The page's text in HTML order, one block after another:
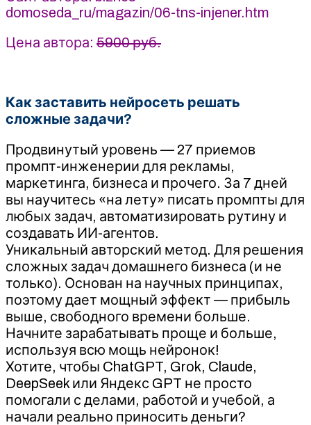
Домоседа
domoseda_ru/magazin/06-tns-injener.htm
Цена автора: 5900 руб.
Как заставить нейросеть решать
сложные задачи?
Продвинутый уровень — 27 приемов
промпт-инженерии для рекламы,
маркетинга, бизнеса и прочего. За 7 дней
вы научитесь «на лету» писать промпты для
любых задач, автоматизировать рутину и
создавать ИИ-агентов.
Уникальный авторский метод. Для решения
сложных задач домашнего бизнеса (и не
только). Основан на научных принципах,
поэтому дает мощный эффект — прибыль
выше, свободного времени больше.
Начните зарабатывать проще и больше,
используя всю мощь нейронок!
Хотите, чтобы ChatGPT, Grok, Claude,
DeepSeek или Яндекс GPT не просто
помогали с делами, работой и учебой, а
начали реально приносить деньги?